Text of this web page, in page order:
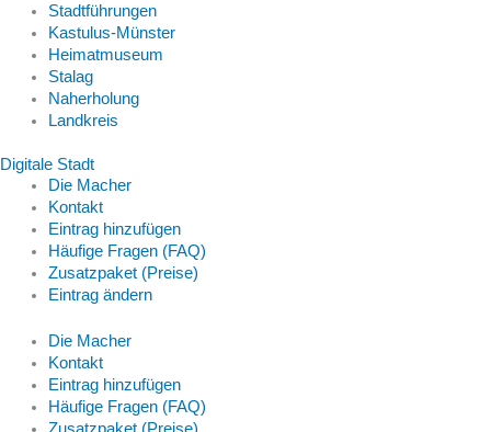
Stadtführungen
Kastulus-Münster
Heimatmuseum
Stalag
Naherholung
Landkreis
Digitale Stadt
Die Macher
Kontakt
Eintrag hinzufügen
Häufige Fragen (FAQ)
Zusatzpaket (Preise)
Eintrag ändern
Die Macher
Kontakt
Eintrag hinzufügen
Häufige Fragen (FAQ)
Zusatzpaket (Preise)